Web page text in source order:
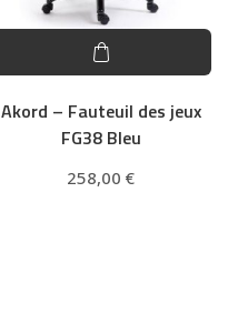
Akord – Fauteuil des jeux
FG38 Bleu
258,00 €